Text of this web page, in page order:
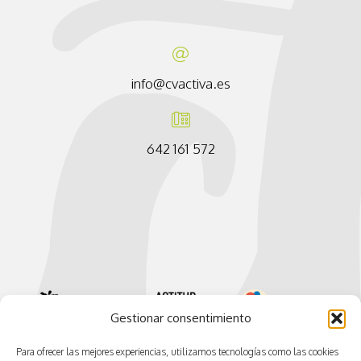
Gestionar consentimiento
Para ofrecer las mejores experiencias, utilizamos tecnologías como las cookies
info@cvactiva.es
642 161 572